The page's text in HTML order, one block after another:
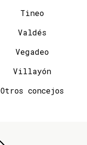
Tineo
Valdés
Vegadeo
Villayón
Otros concejos